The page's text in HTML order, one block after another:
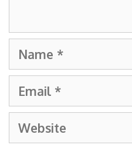
Name
Email
Website